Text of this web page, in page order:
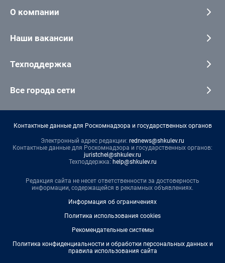
О компании
Наши вакансии
Техподдержка
Все города сети
Контактные данные для Роскомнадзора и государственных органов
Электронный адрес редакции: rednews@shkulev.ru
Контактные данные для Роскомнадзора и государственных органов:
juristchel@shkulev.ru
Техподдержка: help@shkulev.ru
Редакция сайта не несет ответственности за достоверность
информации, содержащейся в рекламных объявлениях.
Информация об ограничениях
Политика использования cookies
Рекомендательные системы
Политика конфиденциальности и обработки персональных данных и
правила использования сайта